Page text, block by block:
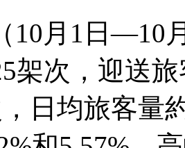
10月1日—10
架次，迎送
日均旅客量